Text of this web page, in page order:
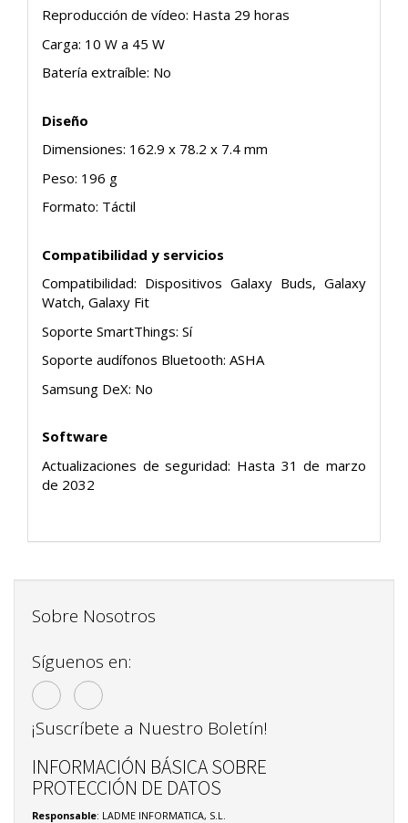
Reproducción de vídeo: Hasta 29 horas
Carga: 10 W a 45 W
Batería extraíble: No
Diseño
Dimensiones: 162.9 x 78.2 x 7.4 mm
Peso: 196 g
Formato: Táctil
Compatibilidad y servicios
Compatibilidad: Dispositivos Galaxy Buds, Galaxy
Watch, Galaxy Fit
Soporte SmartThings: Sí
Soporte audífonos Bluetooth: ASHA
Samsung DeX: No
Software
Actualizaciones de seguridad: Hasta 31 de marzo
de 2032
Sobre Nosotros
Síguenos en:
¡Suscríbete a Nuestro Boletín!
INFORMACIÓN BÁSICA SOBRE
PROTECCIÓN DE DATOS
Responsable: LADME INFORMATICA, S.L.